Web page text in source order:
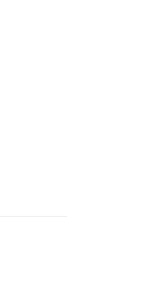
市富华
质、营
HR全程
等核心